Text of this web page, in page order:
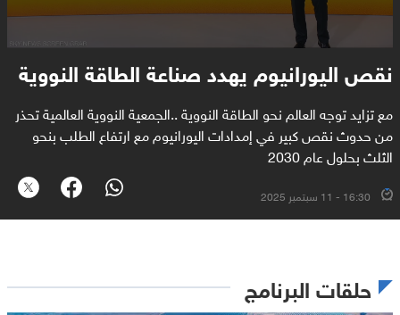
نقص اليورانيوم يهدد صناعة الطاقة النووية
مع تزايد توجه العالم نحو الطاقة النووية ..الجمعية النووية العالمية تحذر
من حدوث نقص كبير في إمدادات اليورانيوم مع ارتفاع الطلب بنحو
الثلث بحلول عام 2030
16:30 - 11 سبتمبر 2025
حلقات البرنامج